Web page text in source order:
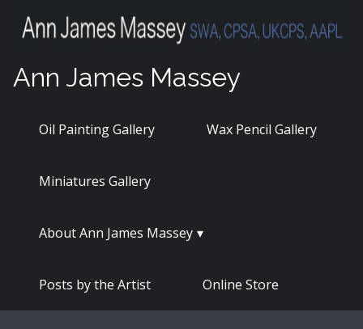
Ann James Massey
Oil Painting Gallery Wax Pencil Gallery
Miniatures Gallery
About Ann James Massey
Posts by the Artist Online Store